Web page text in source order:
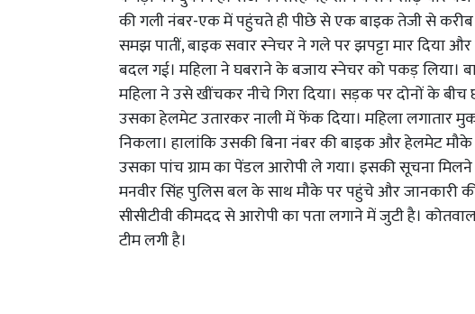
की गली नंबर-एक में पहुंचते ही पीछे से एक बाइक तेजी से
समझ पातीं, बाइक सवार स्नेचर ने गले पर झपट्टा मार दिया
बदल गई। महिला ने घबराने के बजाय स्नेचर को पकड़ लिया।
महिला ने उसे खींचकर नीचे गिरा दिया। सड़क पर दोनों के
उसका हेलमेट उतारकर नाली में फेंक दिया। महिला लगातार
निकला। हालांकि उसकी बिना नंबर की बाइक और हेलमेट
उसका पांच ग्राम का पेंडल आरोपी ले गया। इसकी सूचना मिलने
मनवीर सिंह पुलिस बल के साथ मौके पर पहुंचे और जानकारी
सीसीटीवी कीमदद से आरोपी का पता लगाने में जुटी है।
टीम लगी है।